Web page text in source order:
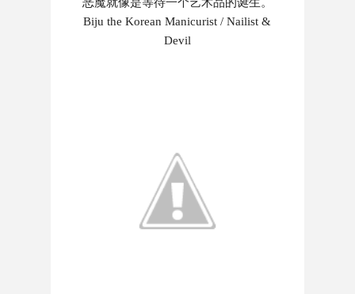
Biju the Korean Manicurist / Nailist &
Devil